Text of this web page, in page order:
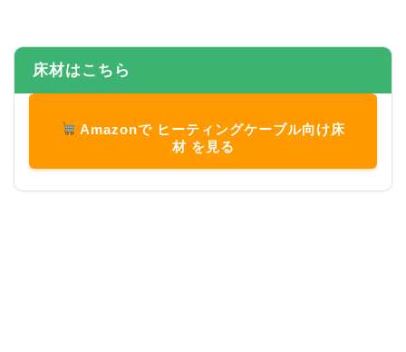
床材はこちら
Amazonで ヒーティングケーブル向け床
材 を見る